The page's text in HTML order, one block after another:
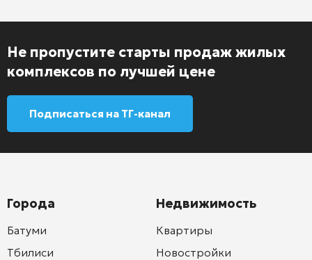
Не пропустите старты продаж жилых
комплексов по лучшей цене
Подписаться на ТГ-канал
Города
Батуми
Тбилиси
Недвижимость
Квартиры
Новостройки